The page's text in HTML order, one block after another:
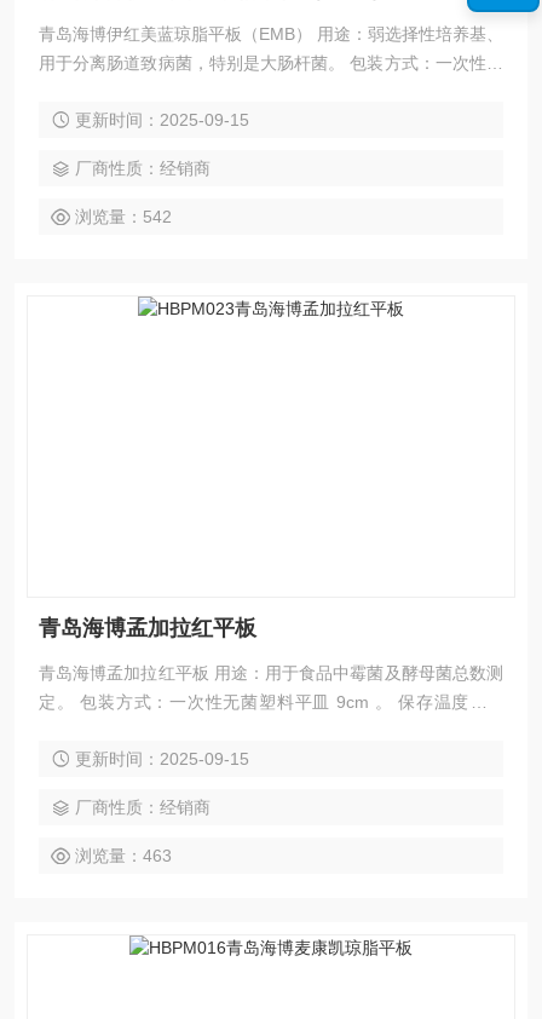
青岛海博伊红美蓝琼脂平板（EMB） 用途：弱选择性培养基、
用于分离肠道致病菌，特别是大肠杆菌。 包装方式：一次性无
更新时间：2025-09-15
厂商性质：经销商
浏览量：542
青岛海博孟加拉红平板
青岛海博孟加拉红平板 用途：用于食品中霉菌及酵母菌总数测
定。 包装方式：一次性无菌塑料平皿 9cm 。 保存温度：2-
更新时间：2025-09-15
厂商性质：经销商
浏览量：463